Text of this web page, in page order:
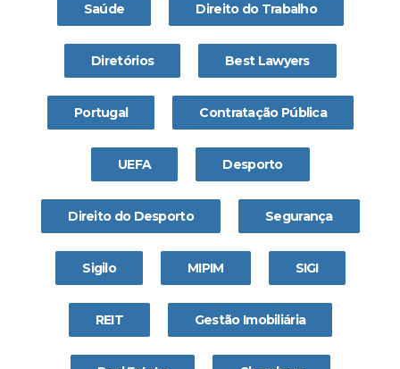
Saúde Direito do Trabalho
Diretórios Best Lawyers
Portugal Contratação Pública
UEFA Desporto
Direito do Desporto Segurança
Sigilo MIPIM SIGI
REIT Gestão Imobiliária